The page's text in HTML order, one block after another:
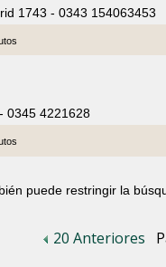
1743 - 0343 154063453
0345 4221628
puede restringir la
20 Anteriores